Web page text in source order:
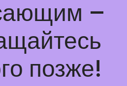
–
позже!